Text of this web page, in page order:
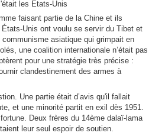
les États-Unis
faisant partie de la Chine et ils
Unis ont voulu se servir du Tibet et
asiatique qui grimpait en
une coalition internationale n’était pas
pour une stratégie très précise :
clandestinement des armes à
Une partie était d’avis qu'il fallait
et une minorité partit en exil dès 1951.
Deux frères du 14ème dalaï-lama
leur seul espoir de soutien.